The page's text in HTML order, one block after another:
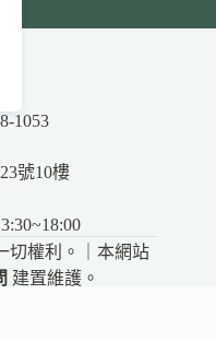
1053
號10樓
切權利。｜本網站
建置維護。